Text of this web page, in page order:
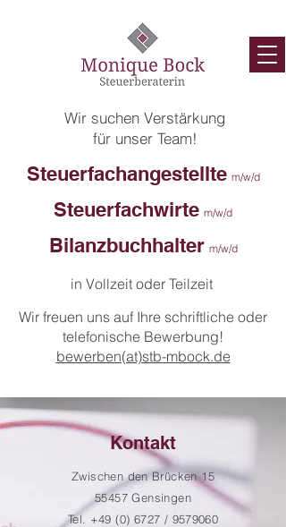
Wir suchen Verstärkung
für unser Team!
Steuerfachangestellte m/w/d
Steuerfachwirte m/w/d
Bilanzbuchhalter m/w/d
in Vollzeit oder Teilzeit
Wir freuen uns auf Ihre schriftliche oder
telefonische Bewerbung!
bewerben(at)stb-mbock.de
Kontakt
Zwischen den Brücken 15
55457 Gensingen
Tel. +49 (0) 6727 / 9579060